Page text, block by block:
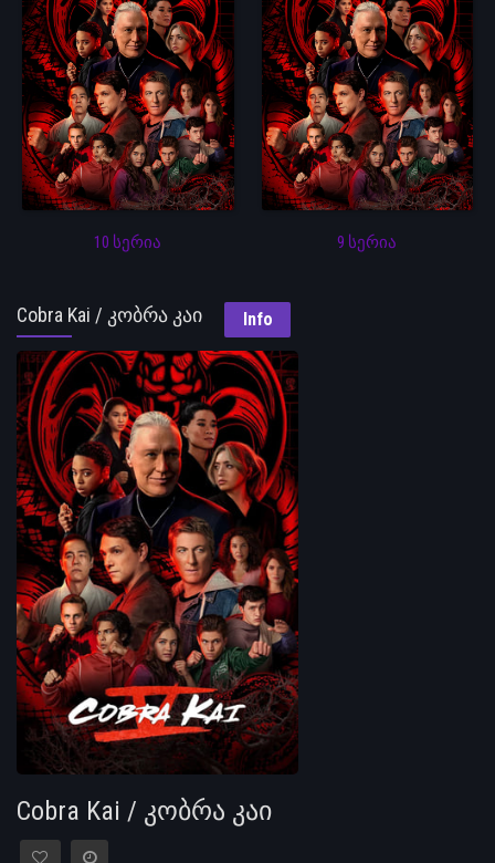
10 სერია 9 სერია
Cobra Kai / კობრა კაი Info
Cobra Kai / კობრა კაი